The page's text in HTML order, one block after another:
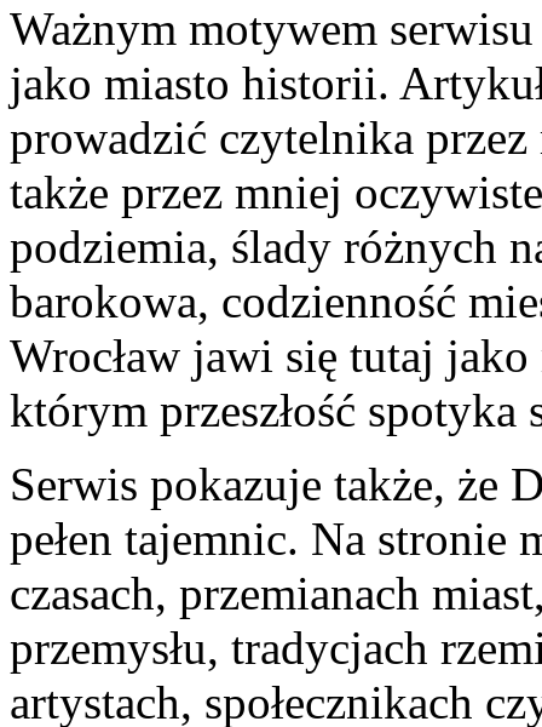
Ważnym motywem
jako miasto historii.
prowadzić czytelnika przez
także przez mniej
podziemia, ślady różnych
barokowa, codzienność
Wrocław jawi się tutaj jako
którym przeszłość spotyka
Serwis pokazuje także, że
pełen tajemnic. Na stronie
czasach, przemianach
przemysłu, tradycjach
artystach, społecznikach